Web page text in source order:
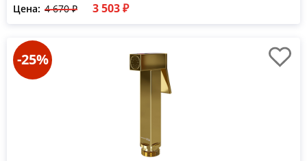
Цена: 4 670 ₽ 3 503 ₽
-25%